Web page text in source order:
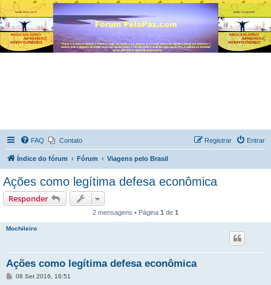
FAQ Contato Entrar
Registrar
Índice do fórum Fórum Viagens pelo Brasil
Ações como legítima defesa econômica
Responder
2 mensagens • Página 1 de 1
Mochileiro
Ações como legítima defesa econômica
M08 Set 2016, 16:51